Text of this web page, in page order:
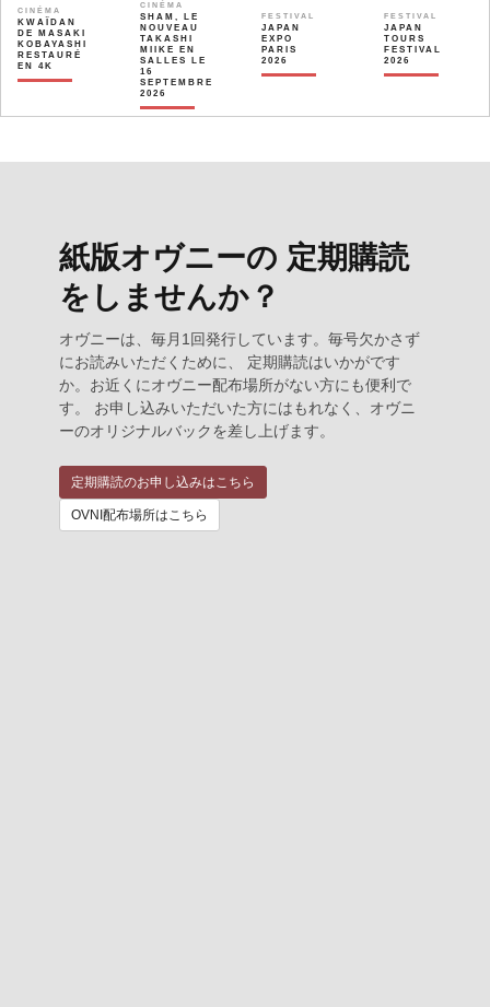
CINÉMA
KWAÏDAN
DE MASAKI
KOBAYASHI
RESTAURÉ
EN 4K
CINÉMA
SHAM, LE
NOUVEAU
TAKASHI
MIIKE EN
SALLES LE
16
SEPTEMBRE
2026
FESTIVAL
JAPAN
EXPO
PARIS
2026
FESTIVAL
JAPAN
TOURS
FESTIVAL
2026
紙版オヴニーの 定期購読
をしませんか？
オヴニーは、毎月1回発行しています。毎号欠かさず
にお読みいただくために、 定期購読はいかがです
か。お近くにオヴニー配布場所がない方にも便利で
す。 お申し込みいただいた方にはもれなく、オヴニ
ーのオリジナルバックを差し上げます。
定期購読のお申し込みはこちら
OVNI配布場所はこちら